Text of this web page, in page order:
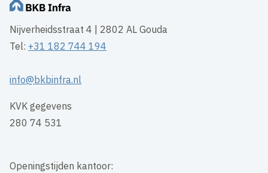
Nijverheidsstraat 4 | 2802 AL Gouda
Tel: +31 182 744 194
info@bkbinfra.nl
KVK gegevens
280 74 531
Openingstijden kantoor: